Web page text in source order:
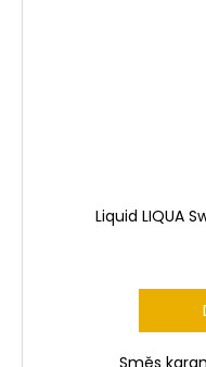
Liquid LIQUA
Směs